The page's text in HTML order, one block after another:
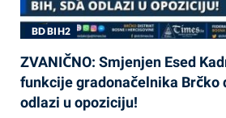
BD BIH2
ZVANIČNO: Smjenjen Esed
funkcije gradonačelnika Brčko
odlazi u opoziciju!